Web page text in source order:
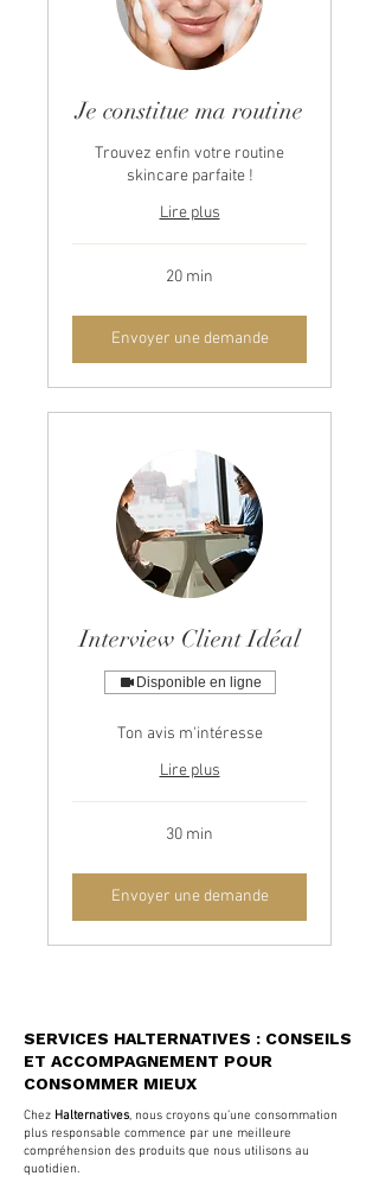
Je constitue ma routine
Trouvez enfin votre routine
skincare parfaite !
Lire plus
20 min
Envoyer une demande
Interview Client Idéal
Disponible en ligne
Ton avis m'intéresse
Lire plus
30 min
Envoyer une demande
SERVICES HALTERNATIVES : CONSEILS
ET ACCOMPAGNEMENT POUR
CONSOMMER MIEUX
Chez Halternatives, nous croyons qu’une consommation
plus responsable commence par une meilleure
compréhension des produits que nous utilisons au
quotidien.